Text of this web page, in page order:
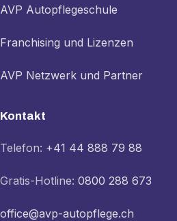
AVP Autopflegeschule
Franchising und Lizenzen
AVP Netzwerk und Partner
Kontakt
Telefon: +41 44 888 79 88
Gratis-Hotline: 0800 288 673
office@avp-autopflege.ch